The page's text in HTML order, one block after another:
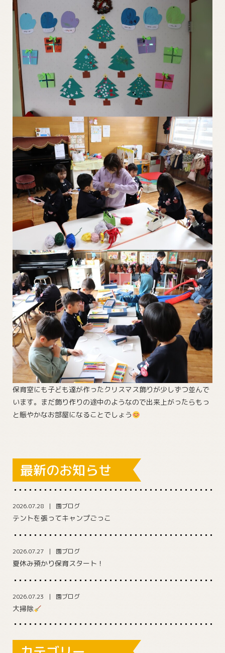
保育室にも子ども達が作ったクリスマス飾りが少しずつ並んで
います。まだ飾り作りの途中のようなので出来上がったらもっ
と賑やかなお部屋になることでしょう
最新のお知らせ
2026.07.28 園ブログ
テントを張ってキャンプごっこ
2026.07.27 園ブログ
夏休み預かり保育スタート！
2026.07.23 園ブログ
大掃除